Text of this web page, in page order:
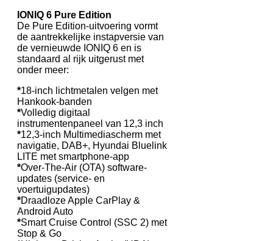
IONIQ 6 Pure Edition
De Pure Edition-uitvoering vormt
de aantrekkelijke instapversie van
de vernieuwde IONIQ 6 en is
standaard al rijk uitgerust met
onder meer:
*18-inch lichtmetalen velgen met
Hankook-banden
*Volledig digitaal
instrumentenpaneel van 12,3 inch
*12,3-inch Multimediascherm met
navigatie, DAB+, Hyundai Bluelink
LITE met smartphone-app
*Over-The-Air (OTA) software-
updates (service- en
voertuigupdates)
*Draadloze Apple CarPlay &
Android Auto
*Smart Cruise Control (SSC 2) met
Stop & Go